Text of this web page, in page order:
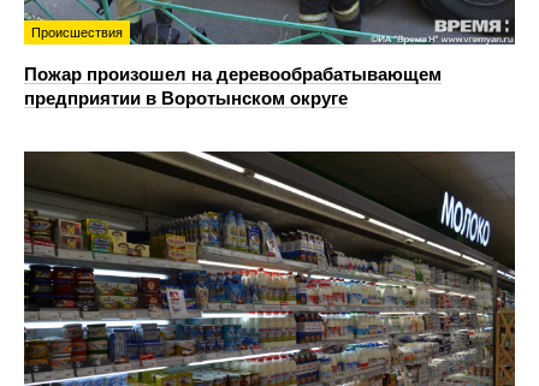
Происшествия
Пожар произошел на деревообрабатывающем
предприятии в Воротынском округе